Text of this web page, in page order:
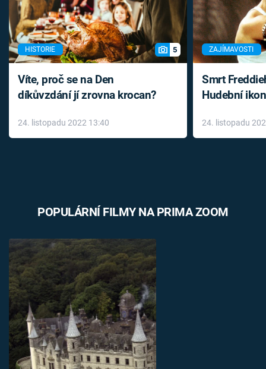
HISTORIE 5
Víte, proč se na Den
díkůvzdání jí zrovna krocan?
24. listopadu 2022 13:40
ZAJÍMAVOSTI
Smrt
Hudební
léky
24. listopadu
POPULÁRNÍ FILMY NA PRIMA ZOOM